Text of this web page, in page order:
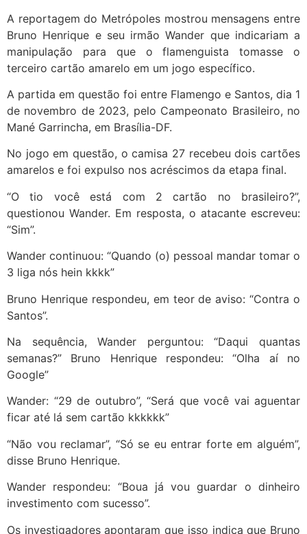
A reportagem do Metrópoles mostrou mensagens entre
Bruno Henrique e seu irmão Wander que indicariam a
manipulação para que o flamenguista tomasse o
terceiro cartão amarelo em um jogo específico.
A partida em questão foi entre Flamengo e Santos, dia 1
de novembro de 2023, pelo Campeonato Brasileiro, no
Mané Garrincha, em Brasília-DF.
No jogo em questão, o camisa 27 recebeu dois cartões
amarelos e foi expulso nos acréscimos da etapa final.
“O tio você está com 2 cartão no brasileiro?”,
questionou Wander. Em resposta, o atacante escreveu:
“Sim”.
Wander continuou: “Quando (o) pessoal mandar tomar o
3 liga nós hein kkkk”
Bruno Henrique respondeu, em teor de aviso: “Contra o
Santos”.
Na sequência, Wander perguntou: “Daqui quantas
semanas?” Bruno Henrique respondeu: “Olha aí no
Google”
Wander: “29 de outubro”, “Será que você vai aguentar
ficar até lá sem cartão kkkkkk”
“Não vou reclamar”, “Só se eu entrar forte em alguém”,
disse Bruno Henrique.
Wander respondeu: “Boua já vou guardar o dinheiro
investimento com sucesso”.
Os investigadores apontaram que isso indica que Bruno